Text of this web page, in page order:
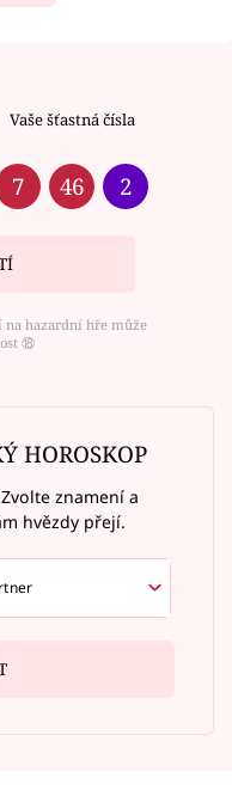
Vaše šťastná čísla
7 46 2
hazardní hře může
⑱
HOROSKOP
znamení a
hvězdy přejí.